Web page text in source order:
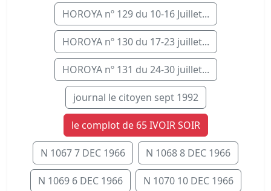
HOROYA nº 129 du 10-16 Juillet...
HOROYA nº 130 du 17-23 juillet...
HOROYA nº 131 du 24-30 juillet...
journal le citoyen sept 1992
le complot de 65 IVOIR SOIR
N 1067 7 DEC 1966 N 1068 8 DEC 1966
N 1069 6 DEC 1966 N 1070 10 DEC 1966